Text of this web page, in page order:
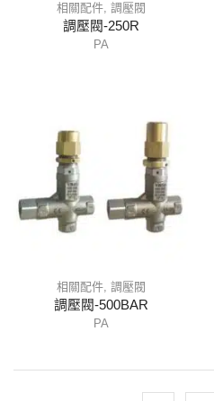
相關配件, 調壓閥
調壓閥-250R
PA
相關配件, 調壓閥
調壓閥-500BAR
PA